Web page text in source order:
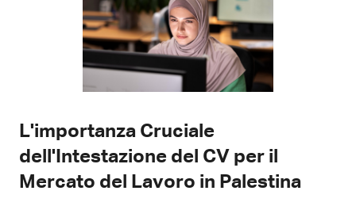
L'importanza Cruciale
dell'Intestazione del CV per il
Mercato del Lavoro in Palestina